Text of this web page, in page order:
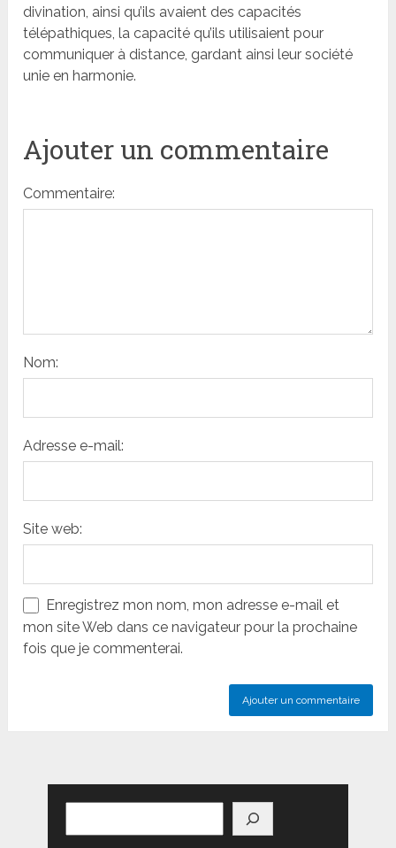
divination, ainsi qu’ils avaient des capacités
télépathiques, la capacité qu’ils utilisaient pour
communiquer à distance, gardant ainsi leur société
unie en harmonie.
Ajouter un commentaire
Commentaire:
Nom:
Adresse e-mail:
Site web:
Enregistrez mon nom, mon adresse e-mail et
mon site Web dans ce navigateur pour la prochaine
fois que je commenterai.